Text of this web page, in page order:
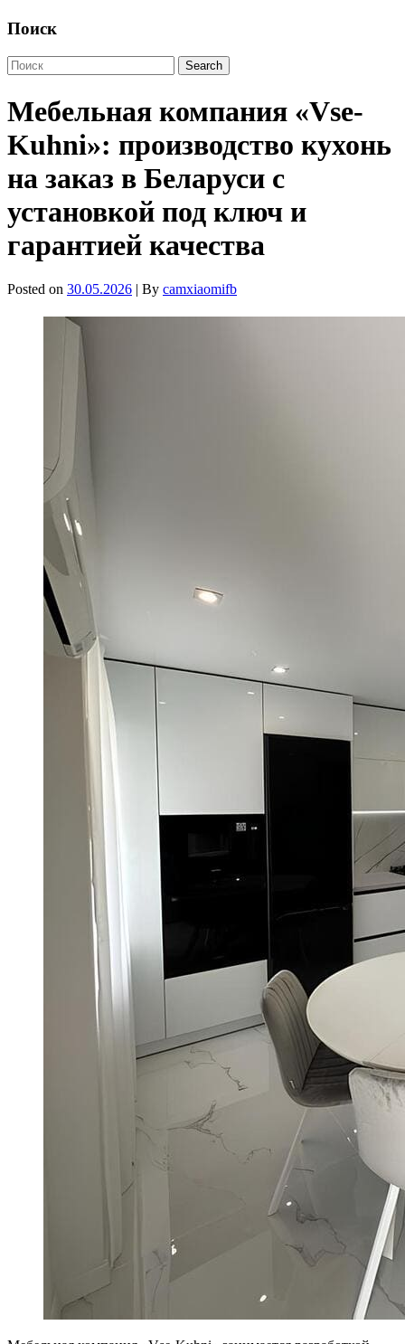
Поиск
Мебельная компания «Vse-
Kuhni»: производство кухонь
на заказ в Беларуси с
установкой под ключ и
гарантией качества
Posted on 30.05.2026 | By camxiaomifb